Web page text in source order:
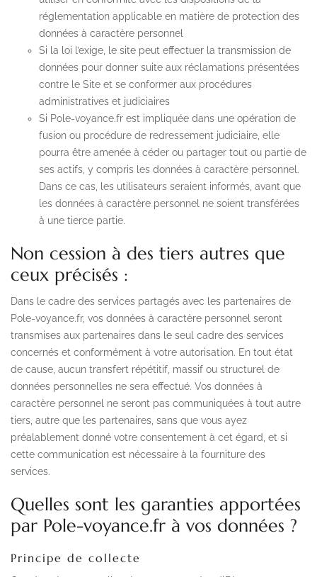
réglementation applicable en matière de protection des
données à caractère personnel
Si la loi l’exige, le site peut effectuer la transmission de
données pour donner suite aux réclamations présentées
contre le Site et se conformer aux procédures
administratives et judiciaires
Si Pole-voyance.fr est impliquée dans une opération de
fusion ou procédure de redressement judiciaire, elle
pourra être amenée à céder ou partager tout ou partie de
ses actifs, y compris les données à caractère personnel.
Dans ce cas, les utilisateurs seraient informés, avant que
les données à caractère personnel ne soient transférées
à une tierce partie.
Non cession à des tiers autres que
ceux précisés :
Dans le cadre des services partagés avec les partenaires de
Pole-voyance.fr, vos données à caractère personnel seront
transmises aux partenaires dans le seul cadre des services
concernés et conformément à votre autorisation. En tout état
de cause, aucun transfert répétitif, massif ou structurel de
données personnelles ne sera effectué. Vos données à
caractère personnel ne seront pas communiquées à tout autre
tiers, autre que les partenaires, sans que vous ayez
préalablement donné votre consentement à cet égard, et si
cette communication est nécessaire à la fourniture des
services.
Quelles sont les garanties apportées
par Pole-voyance.fr à vos données ?
Principe de collecte